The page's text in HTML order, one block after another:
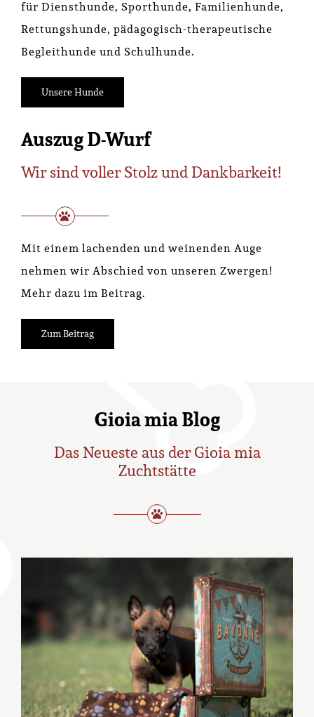
für Diensthunde, Sporthunde, Familienhunde,
Rettungshunde, pädagogisch-therapeutische
Begleithunde und Schulhunde.
Unsere Hunde
Auszug D-Wurf
Wir sind voller Stolz und Dankbarkeit!
Mit einem lachenden und weinenden Auge
nehmen wir Abschied von unseren Zwergen!
Mehr dazu im Beitrag.
Zum Beitrag
Gioia mia Blog
Das Neueste aus der Gioia mia
Zuchtstätte